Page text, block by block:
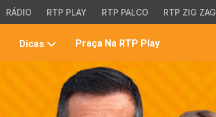
RÁDIO RTP PLAY RTP PALCO RTP ZIG ZAG
Dicas Praça Na RTP Play
site